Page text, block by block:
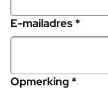
E-mailadres *
Opmerking *